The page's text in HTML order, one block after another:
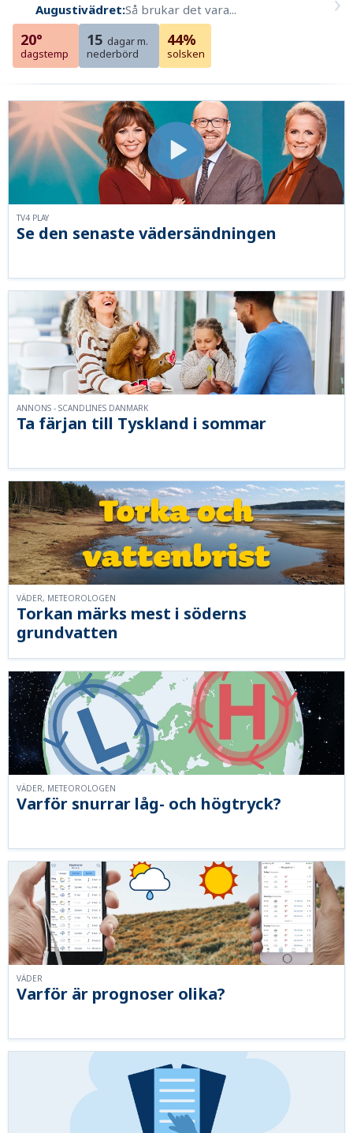
Augustivädret:Så brukar det vara...
20°
dagstemp
15 dagar m.
nederbörd
44%
solsken
Se den senaste vädersändningen
TV4 PLAY
Ta färjan till Tyskland i sommar
ANNONS - SCANDLINES DANMARK
Torkan märks mest i söderns
grundvatten
VÄDER, METEOROLOGEN
Varför snurrar låg- och högtryck?
VÄDER, METEOROLOGEN
Varför är prognoser olika?
VÄDER